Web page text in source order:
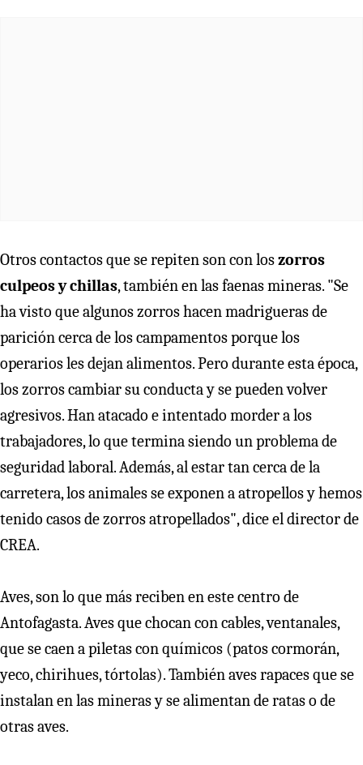
Otros contactos que se repiten son con loszorros
culpeos y chillas, también en las faenas mineras. "Se
ha visto que algunos zorros hacen madrigueras de
parición cerca de los campamentos porque los
operarios les dejan alimentos. Pero durante esta época,
los zorros cambiar su conducta y se pueden volver
agresivos. Han atacado e intentado morder a los
trabajadores, lo que termina siendo un problema de
seguridad laboral. Además, al estar tan cerca de la
carretera, los animales se exponen a atropellos y hemos
tenido casos de zorros atropellados", dice el director de
CREA.
Aves, son lo que más reciben en este centro de
Antofagasta. Aves que chocan con cables, ventanales,
que se caen a piletas con químicos (patos cormorán,
yeco, chirihues, tórtolas). También aves rapaces que se
instalan en las mineras y se alimentan de ratas o de
otras aves.